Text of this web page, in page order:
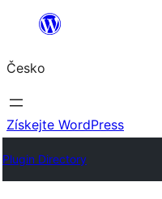
Přeskočit
obsah
Česko
Získejte WordPress
Plugin Directory